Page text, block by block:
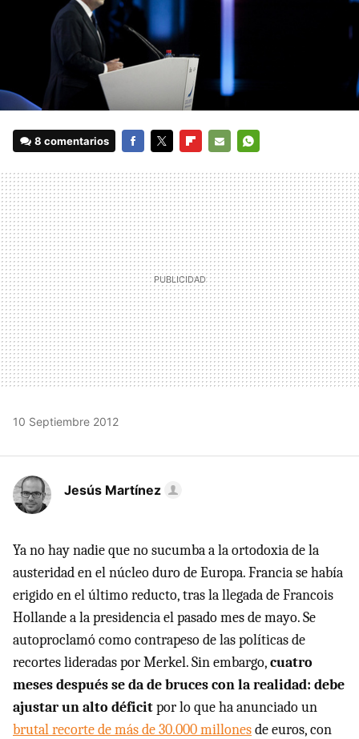
8 comentarios
MAIL
10 Septiembre 2012
Jesús Martínez
Ya no hay nadie que no sucumba a la ortodoxia de la
austeridad en el núcleo duro de Europa. Francia se había
erigido en el último reducto, tras la llegada de Francois
Hollande a la presidencia el pasado mes de mayo. Se
autoproclamó como contrapeso de las políticas de
recortes lideradas por Merkel. Sin embargo,cuatro
meses después se da de bruces con la realidad: debe
ajustar un alto déficitpor lo que ha anunciado un
brutal recorte de más de 30.000 millonesde euros, con